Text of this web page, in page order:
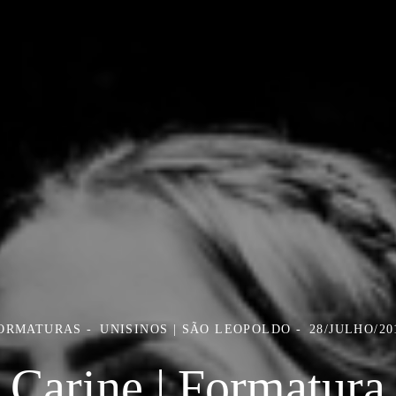
UNISINOS | SÃO LEOPOLDO 28/JULHO/